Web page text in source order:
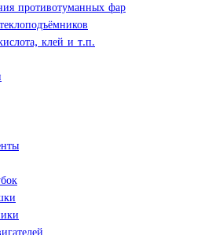
противотуманных фар
клей и т.п.